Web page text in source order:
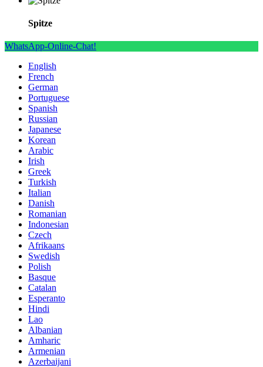
Spitze
WhatsApp-Online-Chat!
English
French
German
Portuguese
Spanish
Russian
Japanese
Korean
Arabic
Irish
Greek
Turkish
Italian
Danish
Romanian
Indonesian
Czech
Afrikaans
Swedish
Polish
Basque
Catalan
Esperanto
Hindi
Lao
Albanian
Amharic
Armenian
Azerbaijani